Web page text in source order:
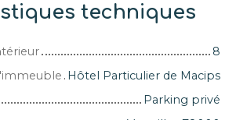
techniques
8
Hôtel Particulier de Macips
Parking privé